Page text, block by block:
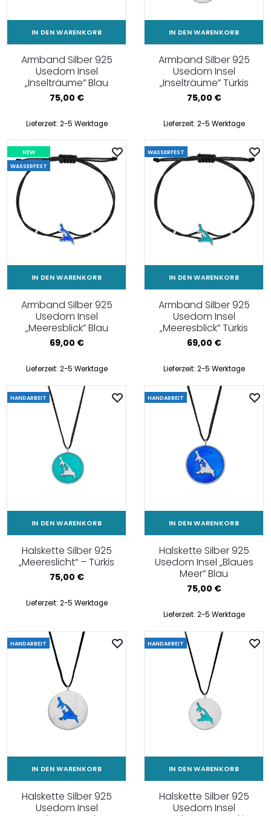
IN DEN WARENKORB
Armband Silber 925
Usedom Insel
„Inselträume” Blau
75,00 €
Lieferzeit: 2-5 Werktage
IN DEN WARENKORB
Armband Silber 925
Usedom Insel
„Inselträume” Türkis
75,00 €
Lieferzeit: 2-5 Werktage
NEW
WASSERFEST
IN DEN WARENKORB
Armband Silber 925
Usedom Insel
„Meeresblick” Blau
69,00 €
Lieferzeit: 2-5 Werktage
WASSERFEST
IN DEN WARENKORB
Armband Silber 925
Usedom Insel
„Meeresblick” Türkis
69,00 €
Lieferzeit: 2-5 Werktage
HANDARBEIT
IN DEN WARENKORB
Halskette Silber 925
„Meereslicht“ – Türkis
75,00 €
Lieferzeit: 2-5 Werktage
HANDARBEIT
IN DEN WARENKORB
Halskette Silber 925
Usedom Insel „Blaues
Meer” Blau
75,00 €
Lieferzeit: 2-5 Werktage
HANDARBEIT
IN DEN WARENKORB
Halskette Silber 925
Usedom Insel
HANDARBEIT
IN DEN WARENKORB
Halskette Silber 925
Usedom Insel